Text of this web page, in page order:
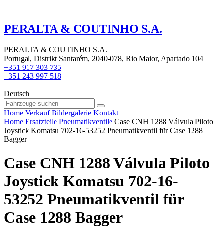
PERALTA & COUTINHO S.A.
PERALTA & COUTINHO S.A.
Portugal, Distrikt Santarém, 2040-078, Rio Maior, Apartado 104
+351 917 303 735
+351 243 997 518
Deutsch
Home Verkauf Bildergalerie Kontakt
Home Ersatzteile Pneumatikventile Case CNH 1288 Válvula Piloto
Joystick Komatsu 702-16-53252 Pneumatikventil für Case 1288
Bagger
Case CNH 1288 Válvula Piloto
Joystick Komatsu 702-16-
53252 Pneumatikventil für
Case 1288 Bagger